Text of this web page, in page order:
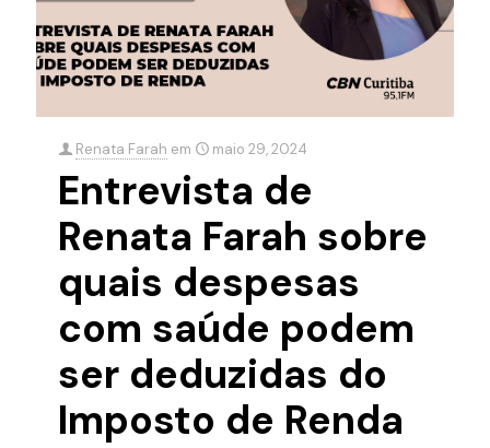
Renata Farah em maio 29, 2024
Entrevista de
Renata Farah sobre
quais despesas
com saúde podem
ser deduzidas do
Imposto de Renda